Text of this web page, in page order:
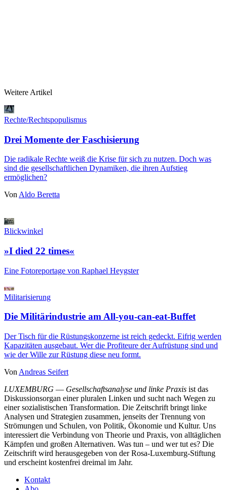
Weitere Artikel
Rechte/Rechtspopulismus
Drei Momente der Faschisierung
Die radikale Rechte weiß die Krise für sich zu nutzen. Doch was
sind die gesellschaftlichen Dynamiken, die ihren Aufstieg
ermöglichen?
Von Aldo Beretta
Blickwinkel
»I died 22 times«
Eine Fotoreportage von Raphael Heygster
Militarisierung
Die Militärindustrie am All-you-can-eat-Buffet
Der Tisch für die Rüstungskonzerne ist reich gedeckt. Eifrig werden
Kapazitäten ausgebaut. Wer die Profiteure der Aufrüstung sind und
wie der Wille zur Rüstung diese neu formt.
Von Andreas Seifert
LUXEMBURG — Gesellschaftsanalyse und linke Praxis ist das
Diskussionsorgan einer pluralen Linken und sucht nach Wegen zu
einer sozialistischen Transformation. Die Zeitschrift bringt linke
Analysen und Strategien zusammen, jenseits der Trennung von
Strömungen und Schulen, von Politik, Ökonomie und Kultur. Uns
interessiert die Verbindung von Theorie und Praxis, von alltäglichen
Kämpfen und großen Alternativen. Was tun – und wer tut es? Die
Zeitschrift wird herausgegeben von der Rosa-Luxemburg-Stiftung
und erscheint kostenfrei dreimal im Jahr.
Kontakt